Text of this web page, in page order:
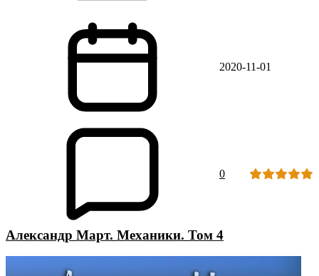
2020-11-01
0
Александр Март. Механики. Том 4